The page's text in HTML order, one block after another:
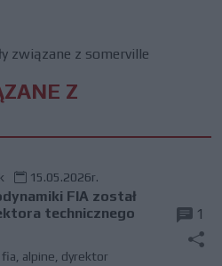
związane z somerville
Z
15.05.2026r.
FIA został
technicznego
fia alpine dyrektor
1